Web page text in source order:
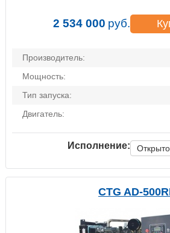
2 534 000 руб.
Производитель:
Мощность:
Тип запуска:
Двигатель:
Исполнение:
CTG AD-